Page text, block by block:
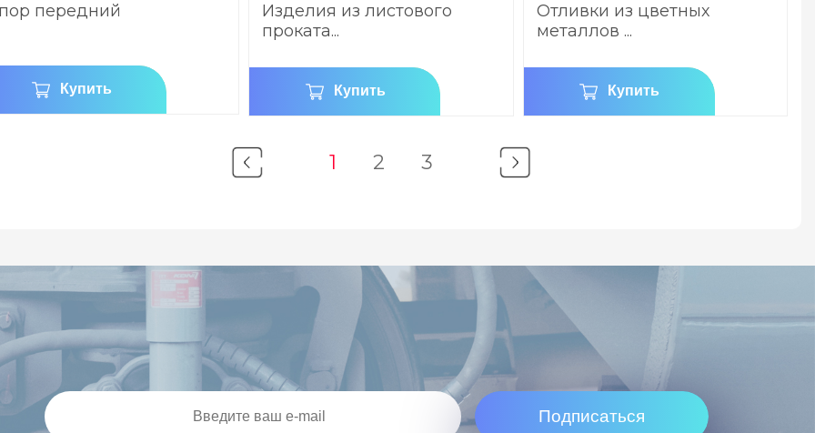
передний
Купить
Изделия из листового
проката...
Купить
Отливки из цветных
металлов ...
Купить
1 2 3
Подписаться